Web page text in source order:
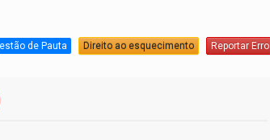
de Pauta Direito ao esquecimento Reportar Erro